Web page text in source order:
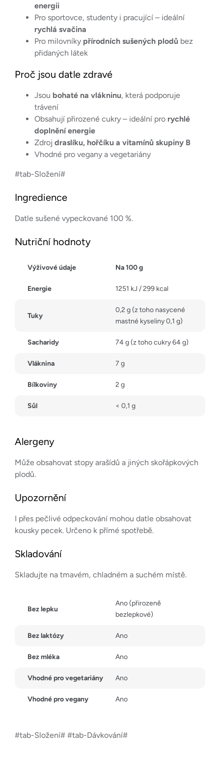
energii
Pro sportovce, studenty i pracující – ideální
rychlá svačina
Pro milovníky přírodních sušených plodů bez
přidaných látek
Proč jsou datle zdravé
Jsou bohaté na vlákninu, která podporuje
trávení
Obsahují přirozené cukry – ideální pro rychlé
doplnění energie
Zdroj draslíku, hořčíku a vitamínů skupiny B
Vhodné pro vegany a vegetariány
#tab-Složení#
Ingredience
Datle sušené vypeckované 100 %.
Nutriční hodnoty
Výživové údaje Na 100 g
Energie 1251 kJ / 299 kcal
Tuky
0,2 g (z toho nasycené
mastné kyseliny 0,1 g)
Sacharidy 74 g (z toho cukry 64 g)
Vláknina 7 g
Bílkoviny 2 g
Sůl < 0,1 g
Alergeny
Může obsahovat stopy arašídů a jiných skořápkových
plodů.
Upozornění
I přes pečlivé odpeckování mohou datle obsahovat
kousky pecek. Určeno k přímé spotřebě.
Skladování
Skladujte na tmavém, chladném a suchém místě.
Bez lepku
Ano (přirozeně
bezlepkové)
Bez laktózy Ano
Bez mléka Ano
Vhodné pro vegetariány Ano
Vhodné pro vegany Ano
#tab-Složení# #tab-Dávkování#